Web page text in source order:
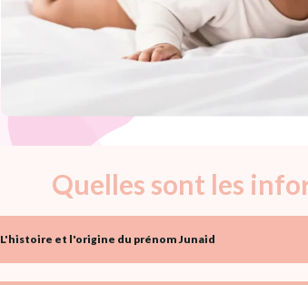
Quelles sont les
L'histoire et l'origine du prénom Junaid